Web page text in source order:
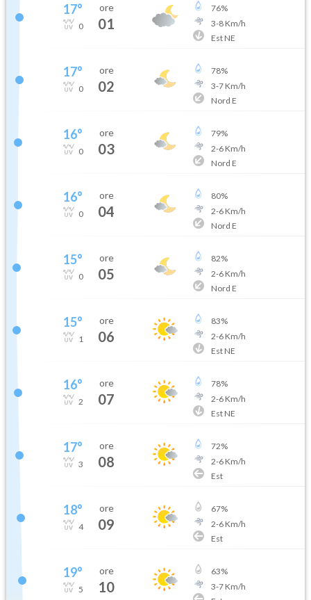
17°
0
ore
01
76%
3-8Km/h
Est NE
17°
0
ore
02
78%
3-7Km/h
Nord E
16°
0
ore
03
79%
2-6Km/h
Nord E
16°
0
ore
04
80%
2-6Km/h
Nord E
15°
0
ore
05
82%
2-6Km/h
Nord E
15°
1
ore
06
83%
2-6Km/h
Est NE
16°
2
ore
07
78%
2-6Km/h
Est NE
17°
3
ore
08
72%
2-6Km/h
Est
18°
4
ore
09
67%
2-6Km/h
Est
19°
5
ore
10
63%
3-7Km/h